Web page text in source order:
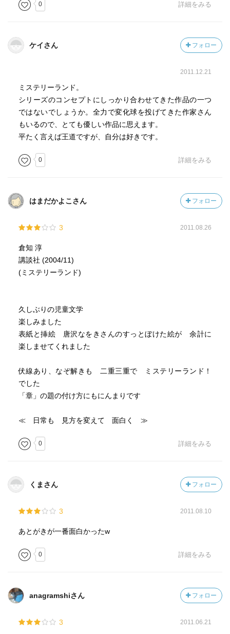
0 詳細をみる
ケイさん フォロー
2011.12.21
ミステリーランド。
シリーズのコンセプトにしっかり合わせてきた作品の一つ
ではないでしょうか。全力で変化球を投げてきた作家さん
もいるので、とても優しい作品に思えます。
平たく言えば王道ですが、自分は好きです。
0 詳細をみる
はまだかよこさん フォロー
3 2011.08.26
倉知 淳
講談社 (2004/11)
(ミステリーランド)
久しぶりの児童文学
楽しみました
表紙と挿絵 唐沢なをきさんのすっとぼけた絵が 余計に
楽しませてくれました
伏線あり、なぞ解きも 二重三重で ミステリーランド！
でした
「章」の題の付け方にもにんまりです
≪ 日常も 見方を変えて 面白く ≫
0 詳細をみる
くまさん フォロー
3 2011.08.10
あとがきが一番面白かったw
0 詳細をみる
anagramshiさん フォロー
3 2011.06.21